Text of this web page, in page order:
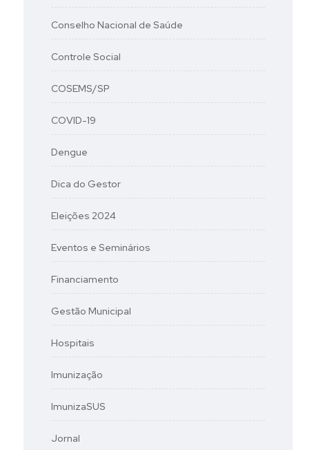
Conselho Nacional de Saúde
Controle Social
COSEMS/SP
COVID-19
Dengue
Dica do Gestor
Eleições 2024
Eventos e Seminários
Financiamento
Gestão Municipal
Hospitais
Imunização
ImunizaSUS
Jornal